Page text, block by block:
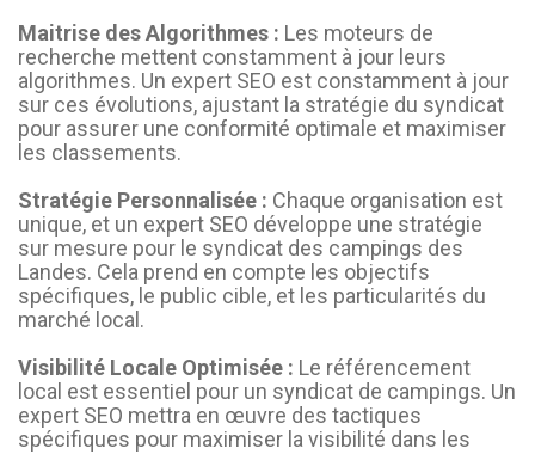
Maitrise des Algorithmes : Les moteurs de
recherche mettent constamment à jour leurs
algorithmes. Un expert SEO est constamment à jour
sur ces évolutions, ajustant la stratégie du syndicat
pour assurer une conformité optimale et maximiser
les classements.
Stratégie Personnalisée : Chaque organisation est
unique, et un expert SEO développe une stratégie
sur mesure pour le syndicat des campings des
Landes. Cela prend en compte les objectifs
spécifiques, le public cible, et les particularités du
marché local.
Visibilité Locale Optimisée : Le référencement
local est essentiel pour un syndicat de campings. Un
expert SEO mettra en œuvre des tactiques
spécifiques pour maximiser la visibilité dans les